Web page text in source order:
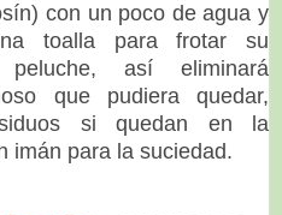
con un poco de agua y
toalla para frotar su
así eliminará
que pudiera quedar,
si quedan en la
imán para la suciedad.